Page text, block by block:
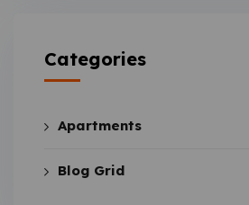
Categories
Apartments
Blog Grid